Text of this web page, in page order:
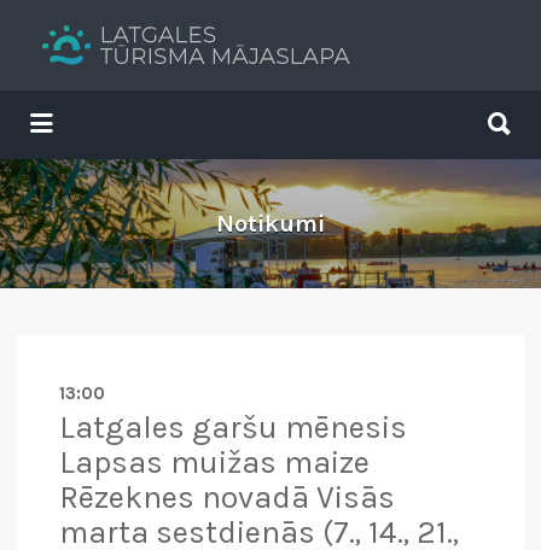
Tavs brīvdienu ceļvedis
Search
for:
for:
Notikumi
13:00
Latgales garšu mēnesis
Lapsas muižas maize
Rēzeknes novadā Visās
marta sestdienās (7., 14., 21.,